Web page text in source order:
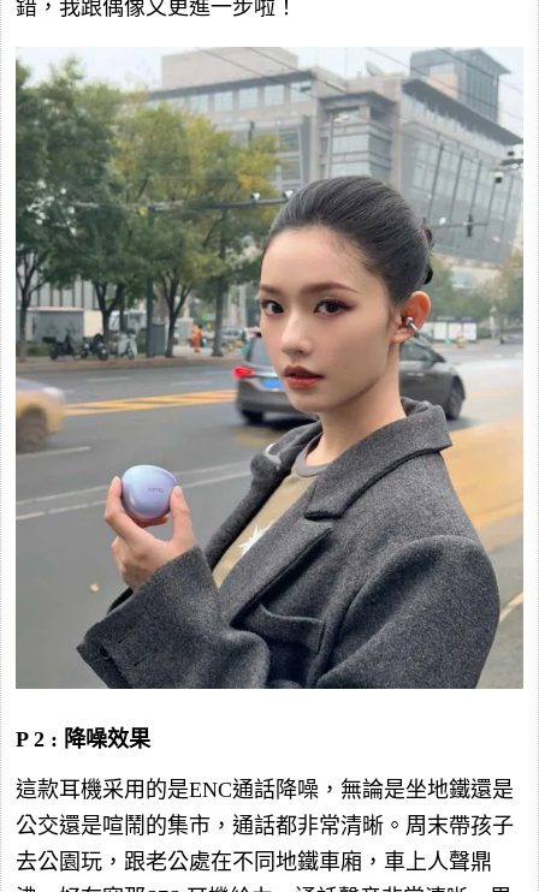
錯，我跟偶像又更進一步啦！
P 2 : 降噪效果
這款耳機采用的是ENC通話降噪，無論是坐地鐵還是
公交還是喧鬧的集市，通話都非常清晰。周末帶孩子
去公園玩，跟老公處在不同地鐵車廂，車上人聲鼎